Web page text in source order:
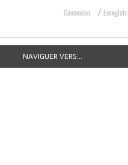
Connexion /
NAVIGUER VERS...